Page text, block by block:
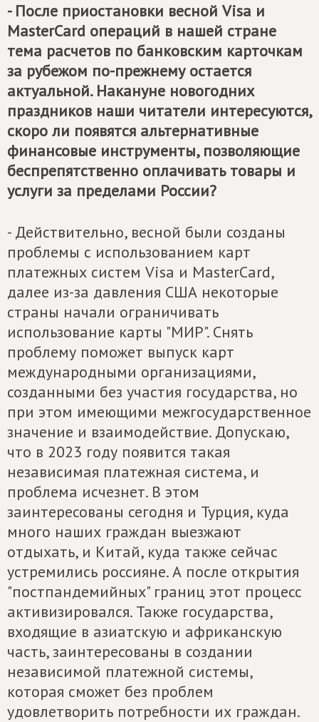
- После приостановки весной Visa и
MasterCard операций в нашей стране
тема расчетов по банковским карточкам
за рубежом по-прежнему остается
актуальной. Накануне новогодних
праздников наши читатели интересуются,
скоро ли появятся альтернативные
финансовые инструменты, позволяющие
беспрепятственно оплачивать товары и
услуги за пределами России?
- Действительно, весной были созданы
проблемы с использованием карт
платежных систем Visa и MasterCard,
далее из-за давления США некоторые
страны начали ограничивать
использование карты "МИР". Снять
проблему поможет выпуск карт
международными организациями,
созданными без участия государства, но
при этом имеющими межгосударственное
значение и взаимодействие. Допускаю,
что в 2023 году появится такая
независимая платежная система, и
проблема исчезнет. В этом
заинтересованы сегодня и Турция, куда
много наших граждан выезжают
отдыхать, и Китай, куда также сейчас
устремились россияне. А после открытия
"постпандемийных" границ этот процесс
активизировался. Также государства,
входящие в азиатскую и африканскую
часть, заинтересованы в создании
независимой платежной системы,
которая сможет без проблем
удовлетворить потребности их граждан.